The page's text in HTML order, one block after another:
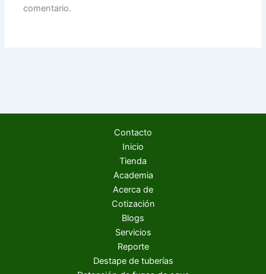
comentario.
Contacto
Inicio
Tienda
Academia
Acerca de
Cotización
Blogs
Servicios
Reporte
Destape de tuberías